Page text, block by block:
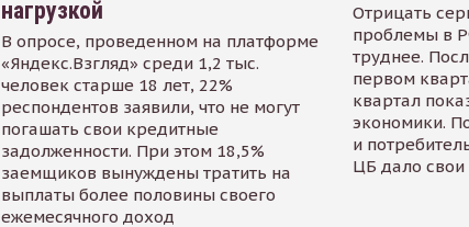
нагрузкой
В опросе, проведенном на платформе
«Яндекс.Взгляд» среди 1,2 тыс.
человек старше 18 лет, 22%
респондентов заявили, что не могут
погашать свои кредитные
задолженности. При этом 18,5%
заемщиков вынуждены тратить на
выплаты более половины своего
ежемесячного доход
Отрицать
проблемы в
труднее.
первом
квартал
экономики.
и
ЦБ дало свои